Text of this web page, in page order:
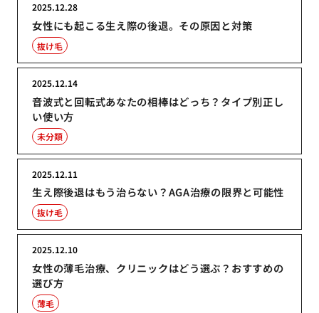
女性にも起こる生え際の後退。その原因と対策
2025.12.28
抜け毛
音波式と回転式あなたの相棒はどっち？タイプ別正し
い使い方
2025.12.14
未分類
生え際後退はもう治らない？AGA治療の限界と可能性
2025.12.11
抜け毛
女性の薄毛治療、クリニックはどう選ぶ？おすすめの
選び方
2025.12.10
薄毛